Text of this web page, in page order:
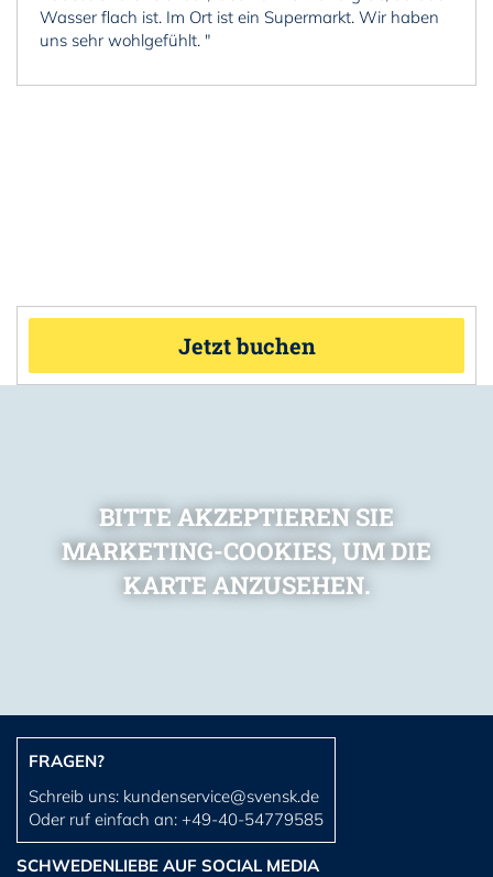
Wasser flach ist. Im Ort ist ein Supermarkt. Wir haben
uns sehr wohlgefühlt. "
Jetzt buchen
BITTE AKZEPTIEREN SIE
MARKETING-COOKIES, UM DIE
KARTE ANZUSEHEN.
FRAGEN?
Schreib uns: kundenservice@svensk.de
Oder ruf einfach an: +49-40-54779585
SCHWEDENLIEBE AUF SOCIAL MEDIA